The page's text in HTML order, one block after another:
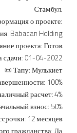
Стамбул.
о проекте:
Babacan Holding
проекта: Готов
сдачи: 01-04-2022
📜 Тапу: Мулькиет
100%
расчет: 4%
взнос: 50%
12 месяцев